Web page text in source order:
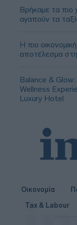
Βρήκαμε τα πιο
αγαπούν τα
Η πιο
αποτέλεσμα
Balance &
Wellness
Luxury Hotel
Οικονομία
Tax & Labour